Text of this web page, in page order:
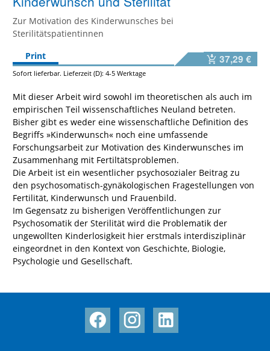
Zur Motivation des Kinderwunsches bei
Sterilitätspatientinnen
Print
37,29 €
Sofort lieferbar. Lieferzeit (D): 4-5 Werktage
Mit dieser Arbeit wird sowohl im theoretischen als auch im
empirischen Teil wissenschaftliches Neuland betreten.
Bisher gibt es weder eine wissenschaftliche Definition des
Begriffs »Kinderwunsch« noch eine umfassende
Forschungsarbeit zur Motivation des Kinderwunsches im
Zusammenhang mit Fertiltätsproblemen.
Die Arbeit ist ein wesentlicher psychosozialer Beitrag zu
den psychosomatisch-gynäkologischen Fragestellungen von
Fertilität, Kinderwunsch und Frauenbild.
Im Gegensatz zu bisherigen Veröffentlichungen zur
Psychosomatik der Sterilität wird die Problematik der
ungewollten Kinderlosigkeit hier erstmals interdisziplinär
eingeordnet in den Kontext von Geschichte, Biologie,
Psychologie und Gesellschaft.